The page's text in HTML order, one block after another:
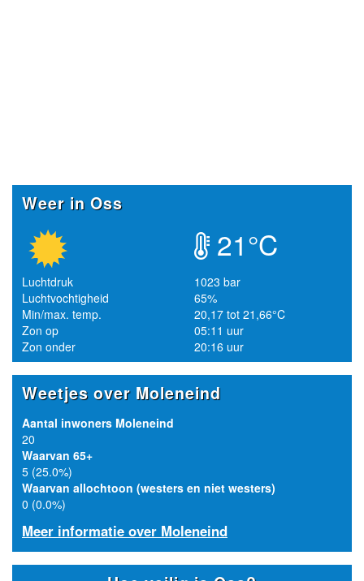
Weer in Oss
21°C
Luchtdruk
1023 bar
Luchtvochtigheid
65%
Min/max. temp.
20,17 tot 21,66°C
Zon op
05:11 uur
Zon onder
20:16 uur
Weetjes over Moleneind
Aantal inwoners Moleneind
20
Waarvan 65+
5 (25.0%)
Waarvan allochtoon (westers en niet westers)
0 (0.0%)
Meer informatie over Moleneind